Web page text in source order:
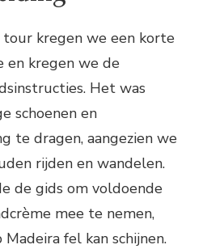
tour kregen we een korte
kregen we de
Het was
schoenen en
te dragen, aangezien we
rijden en wandelen.
de gids om voldoende
mee te nemen,
Madeira fel kan schijnen.